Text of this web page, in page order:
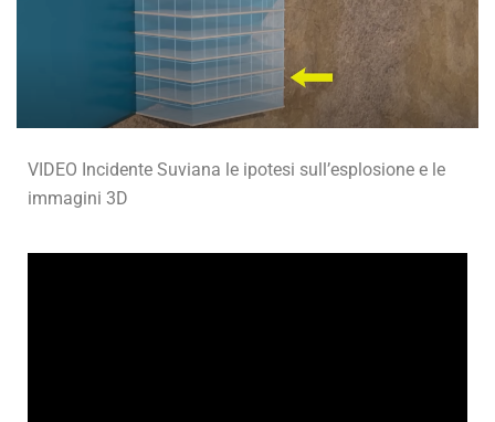
VIDEO Incidente Suviana le ipotesi sull’esplosione e le
immagini 3D